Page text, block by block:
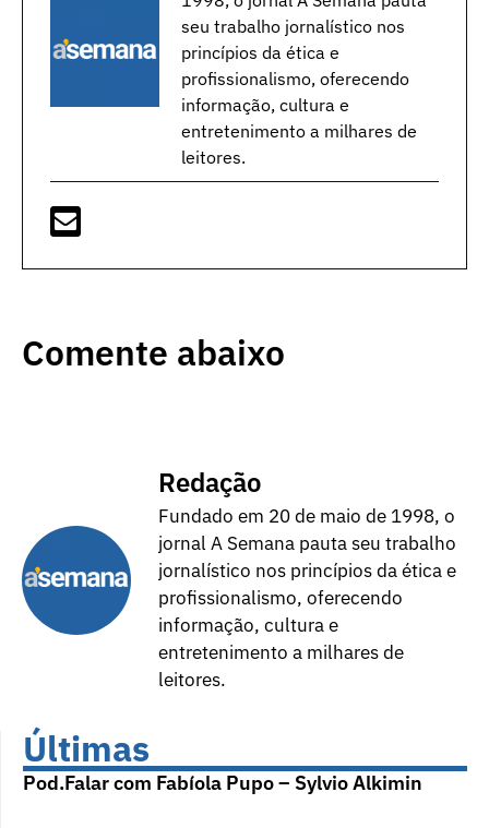
seu trabalho jornalístico nos
princípios da ética e
profissionalismo, oferecendo
informação, cultura e
entretenimento a milhares de
leitores.
Comente abaixo
Redação
Fundado em 20 de maio de 1998, o
jornal A Semana pauta seu trabalho
jornalístico nos princípios da ética e
profissionalismo, oferecendo
informação, cultura e
entretenimento a milhares de
leitores.
Últimas
Pod.Falar com Fabíola Pupo – Sylvio Alkimin